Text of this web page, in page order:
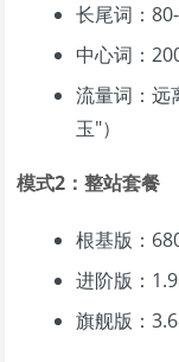
长尾词：
中心词：
流量词：远
玉"）
模式2：整站套餐
根基版：
进阶版：
旗舰版：